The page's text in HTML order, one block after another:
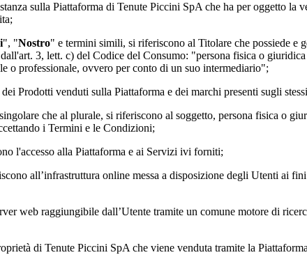
sulla Piattaforma diTenute Piccini SpA che ha per oggetto la
", "Nostro" e termini simili, si riferiscono al Titolare che possiede e
3, lett. c) del Codice del Consumo: "persona fisica o giuridica
o professionale, ovvero per conto di un suo intermediario";
Prodotti venduti sulla Piattaforma e dei marchi presenti sugli
che al plurale, si riferiscono al soggetto, persona fisica o
i Termini e le Condizioni;
l'accesso alla Piattaforma e ai Servizi ivi forniti;
all’infrastruttura online messa a disposizione degli Utenti ai
web raggiungibile dall’Utente tramite un comune motore di
diTenute Piccini SpA che viene venduta tramite la